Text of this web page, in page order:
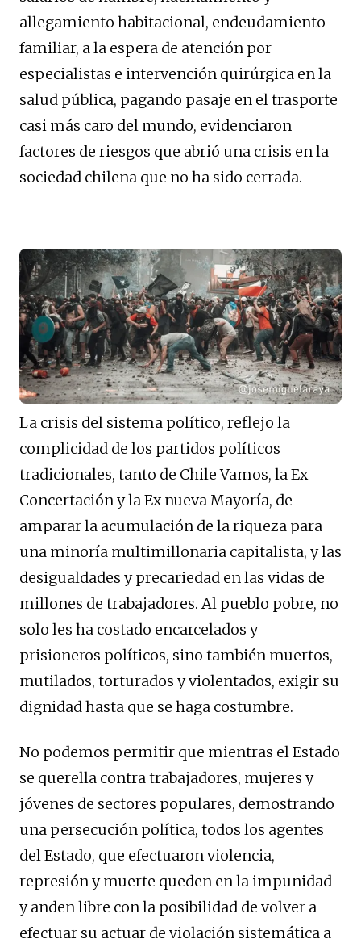
allegamiento habitacional, endeudamiento
familiar, a la espera de atención por
especialistas e intervención quirúrgica en la
salud pública, pagando pasaje en el trasporte
casi más caro del mundo, evidenciaron
factores de riesgos que abrió una crisis en la
sociedad chilena que no ha sido cerrada.
La crisis del sistema político, reflejo la
complicidad de los partidos políticos
tradicionales, tanto de Chile Vamos, la Ex
Concertación y la Ex nueva Mayoría, de
amparar la acumulación de la riqueza para
una minoría multimillonaria capitalista, y las
desigualdades y precariedad en las vidas de
millones de trabajadores. Al pueblo pobre, no
solo les ha costado encarcelados y
prisioneros políticos, sino también muertos,
mutilados, torturados y violentados, exigir su
dignidad hasta que se haga costumbre.
No podemos permitir que mientras el Estado
se querella contra trabajadores, mujeres y
jóvenes de sectores populares, demostrando
una persecución política, todos los agentes
del Estado, que efectuaron violencia,
represión y muerte queden en la impunidad
y anden libre con la posibilidad de volver a
efectuar su actuar de violación sistemática a